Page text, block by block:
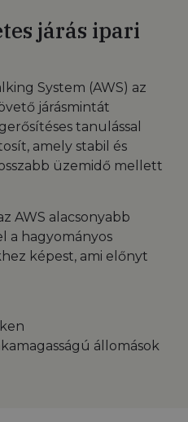
járás ipari
System (AWS) az
járásmintát
tanulással
amely stabil és
üzemidő mellett
AWS alacsonyabb
a hagyományos
képest, ami előnyt
állomások